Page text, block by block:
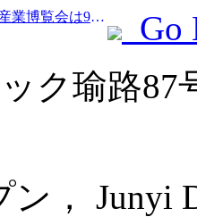
Prev:2025年中国文化観光産業博覧会は9月12日から14日まで武漢で開催される。
Go
ク瑜路
， Junyi